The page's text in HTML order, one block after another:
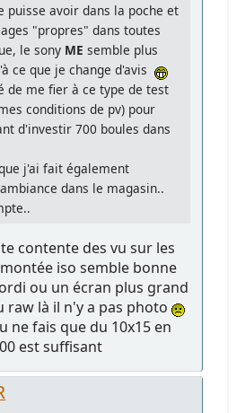
puisse avoir dans la poche et
"propres" dans toutes
le sony ME semble plus
ce que je change d'avis
de me fier à ce type de test
conditions de pv) pour
d'investir 700 boules dans
j'ai fait également
dans le magasin..
contente des vu sur les
iso semble bonne
ou un écran plus grand
raw là il n'y a pas photo
ne fais que du 10x15 en
est suffisant